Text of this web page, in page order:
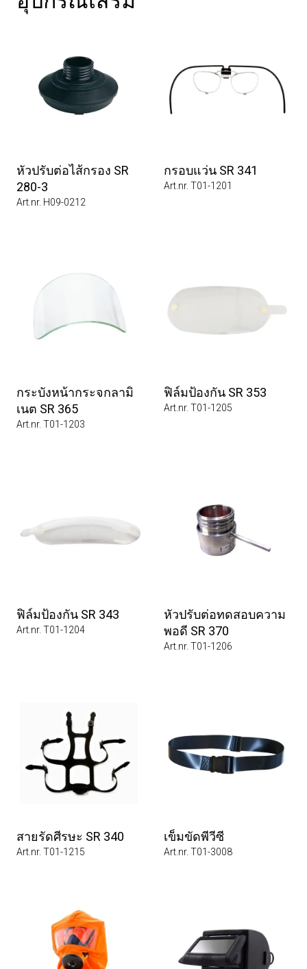
หัวปรับต่อไส้กรอง SR
280-3
Art.nr. H09-0212
กรอบแว่น SR 341
Art.nr. T01-1201
กระบังหน้ากระจกลามิ
เนต SR 365
Art.nr. T01-1203
ฟิล์มป้องกัน SR 353
Art.nr. T01-1205
ฟิล์มป้องกัน SR 343
Art.nr. T01-1204
หัวปรับต่อทดสอบความ
พอดี SR 370
Art.nr. T01-1206
สายรัดศีรษะ SR 340
Art.nr. T01-1215
เข็มขัดพีวีซี
Art.nr. T01-3008